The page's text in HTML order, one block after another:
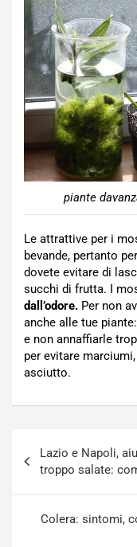
piante
Le attrattive per i
bevande, pertanto
dovete evitare di
succhi di frutta. I
dall’odore. Per non
anche alle tue
e non annaffiarle
per evitare
asciutto.
articoli
Lazio e Napoli,
troppo salate:
Colera: sintomi,